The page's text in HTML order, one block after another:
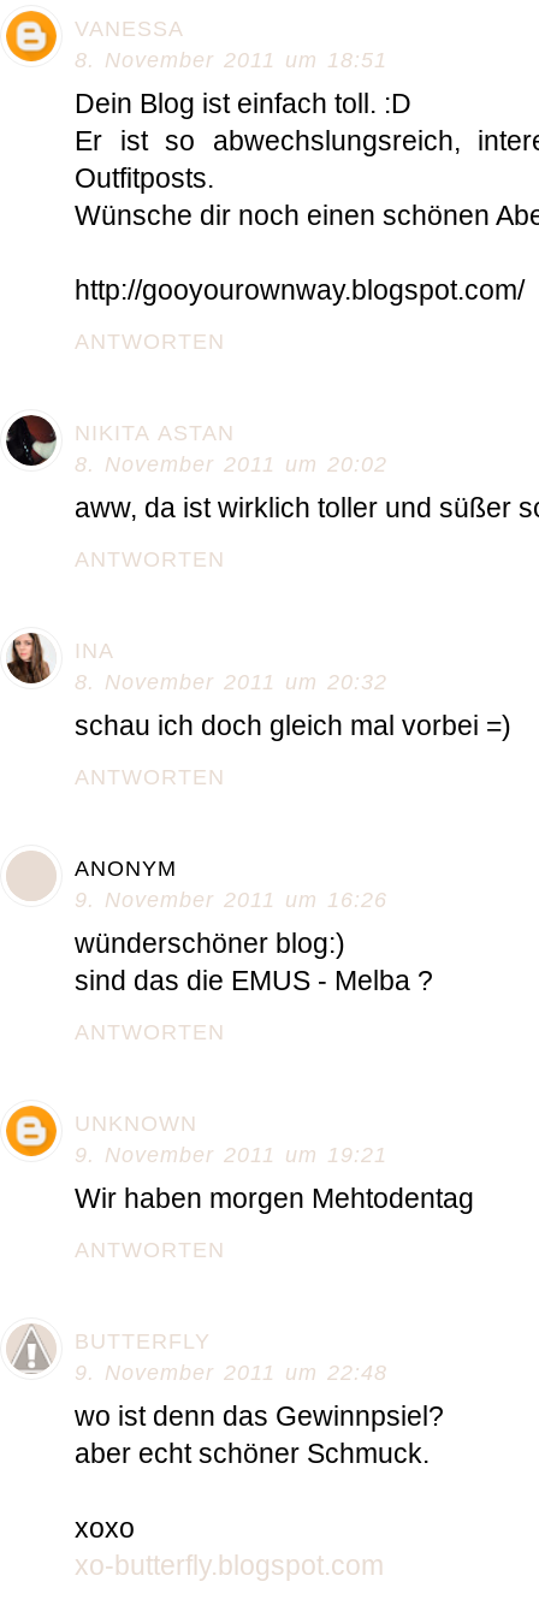
VANESSA
8. November 2011 um 18:51
Dein Blog ist einfach toll. :D
Er ist so abwechslungsreich,
Outfitposts.
Wünsche dir noch einen schönen
http://gooyourownway.blogspot.com/
ANTWORTEN
NIKITA ASTAN
8. November 2011 um 20:02
aww, da ist wirklich toller und süßer
ANTWORTEN
INA
8. November 2011 um 20:32
schau ich doch gleich mal vorbei =)
ANTWORTEN
ANONYM
9. November 2011 um 16:26
wünderschöner blog:)
sind das die EMUS - Melba ?
ANTWORTEN
UNKNOWN
9. November 2011 um 19:21
Wir haben morgen Mehtodentag
ANTWORTEN
BUTTERFLY
9. November 2011 um 22:48
wo ist denn das Gewinnpsiel?
aber echt schöner Schmuck.
xoxo
xo-butterfly.blogspot.com